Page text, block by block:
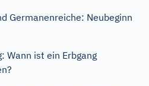
Germanenreiche: Neubeginn
Wann ist ein Erbgang